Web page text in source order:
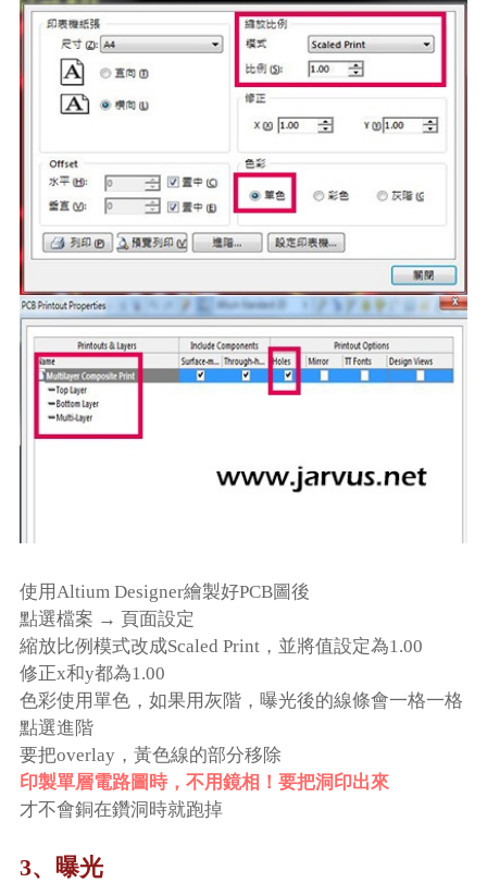
使用Altium Designer繪製好PCB圖後
點選檔案 → 頁面設定
縮放比例模式改成Scaled Print，並將值設定為1.00
修正x和y都為1.00
色彩使用單色，如果用灰階，曝光後的線條會一格一格
點選進階
要把overlay，黃色線的部分移除
印製單層電路圖時，不用鏡相！要把洞印出來
才不會銅在鑽洞時就跑掉
3、曝光